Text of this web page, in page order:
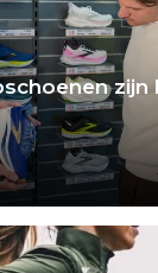
zijn